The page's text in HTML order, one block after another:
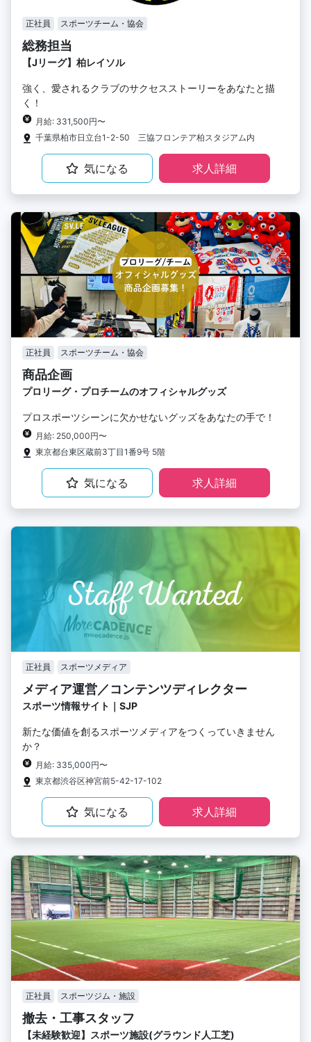
正社員 スポーツチーム・協会
総務担当
【Jリーグ】柏レイソル
強く、愛されるクラブのサクセスストーリーをあなたと描
く！
月給: 331,500円〜
千葉県柏市日立台1-2-50 三協フロンテア柏スタジアム内
気になる 求人詳細
正社員 スポーツチーム・協会
商品企画
プロリーグ・プロチームのオフィシャルグッズ
プロスポーツシーンに欠かせないグッズをあなたの手で！
月給: 250,000円〜
東京都台東区蔵前3丁目1番9号 5階
気になる 求人詳細
正社員 スポーツメディア
メディア運営／コンテンツディレクター
スポーツ情報サイト｜SJP
新たな価値を創るスポーツメディアをつくっていきません
か？
月給: 335,000円〜
東京都渋谷区神宮前5-42-17-102
気になる 求人詳細
正社員 スポーツジム・施設
撤去・工事スタッフ
【未経験歓迎】スポーツ施設(グラウンド人工芝)